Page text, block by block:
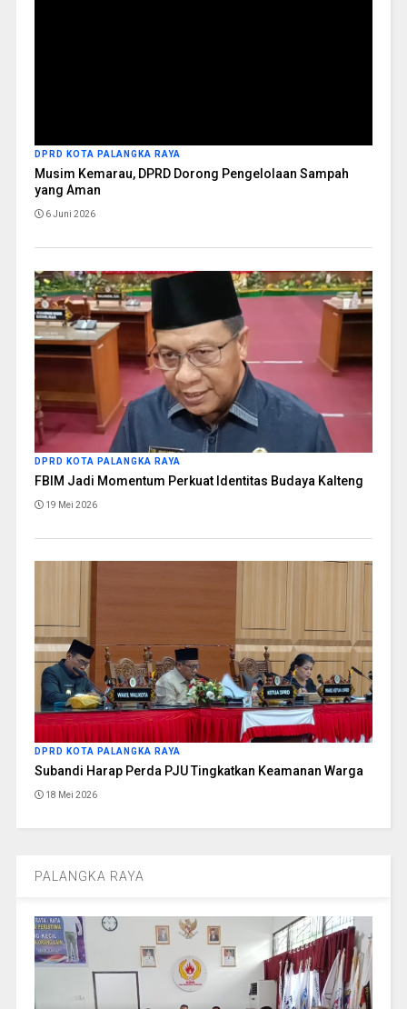
DPRD KOTA PALANGKA RAYA
Musim Kemarau, DPRD Dorong Pengelolaan Sampah
yang Aman
6 Juni 2026
DPRD KOTA PALANGKA RAYA
FBIM Jadi Momentum Perkuat Identitas Budaya Kalteng
19 Mei 2026
DPRD KOTA PALANGKA RAYA
Subandi Harap Perda PJU Tingkatkan Keamanan Warga
18 Mei 2026
PALANGKA RAYA